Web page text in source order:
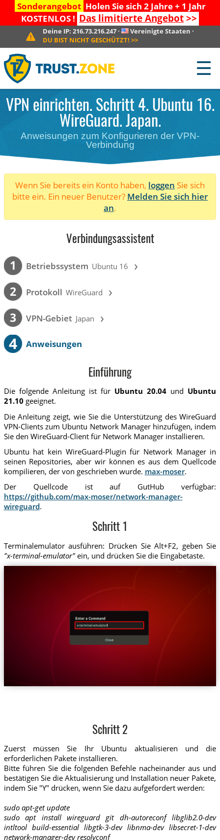
Sonderangebot Holen Sie sich 2 Jahre + 1 Jahr
KOSTENLOS ! Das limitierte Angebot>>
Deine IP: 216.73.216.247· Vereinigte Staaten ·
DU BIST NICHT GESCHÜTZT! >>
☰
VPN einrichten. Schritt 4. Ubuntu 16.
WireGuard. Japan.
Anweisungen zum Konfigurieren der VPN-
Verbindung
Wenn Sie bereits ein Konto haben, loggen Sie sich
bitte ein. Ein neuer Benutzer? Melden Sie sich hier
an.
Verbindungsassistent
1 Betriebssystem Ubuntu 16 ›
2 Protokoll WireGuard ›
3 VPN-Gebiet Japan ›
4 Anweisungen
Einführung
Die folgende Anleitung ist für Ubuntu 20.04 und Ubuntu
21.10 geeignet.
Die Anleitung zeigt, wie Sie die Unterstützung des WireGuard
VPN-Clients zum Ubuntu Network Manager hinzufügen, indem
Sie den WireGuard-Client für Network Manager installieren.
Ubuntu hat kein WireGuard-Plugin für Network Manager in
seinen Repositories, aber wir können es aus dem Quellcode
kompilieren, der von geschrieben wurde. max-moser.
Der Quellcode ist auf GutHub verfügbar:
https://github.com/max-moser/network-manager-
wireguard.
Schritt 1
Terminalemulator ausführen: Drücken Sie Alt+F2, geben Sie
"x-terminal-emulator"ein, und drücken Sie die Eingabetaste.
Schritt 2
Zuerst müssen Sie Ihr Ubuntu aktualisieren und die
erforderlichen Pakete installieren.
Bitte führen Sie die folgenden Befehle nacheinander aus und
bestätigen Sie die Aktualisierung und Installation neuer Pakete,
indem Sie "Y" drücken, wenn Sie dazu aufgefordert werden:
sudo apt-get update
sudo apt install wireguard git dh-autoreconf libglib2.0-dev
intltool build-essential libgtk-3-dev libnma-dev libsecret-1-dev
network-manager-dev resolvconf